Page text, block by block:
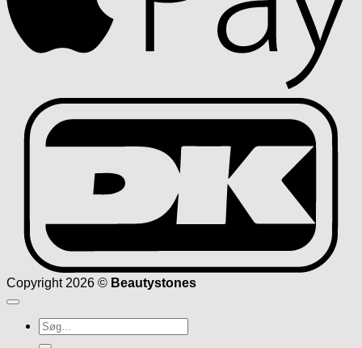
Copyright 2026 © Beautystones
Søg
efter: